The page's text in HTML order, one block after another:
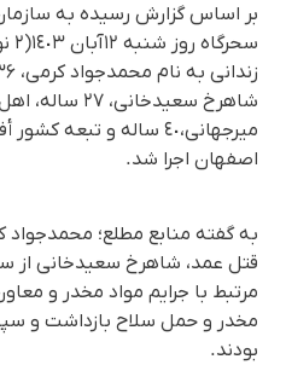
بر اساس گزارش رسیده به
شاهرخ
میرجهانی،٤٠ سالە و
اصفهان اجرا شد.
قتل عمد، شاهرخ سعیدخانی از
مرتبط با جرایم مواد مخدر و
مخدر و حمل سلاح بازداشت و
بودند.